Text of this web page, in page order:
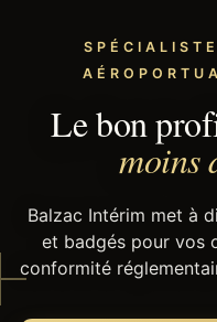
Le bon
moins
Balzac Intérim met à
et badgés pour vos
conformité